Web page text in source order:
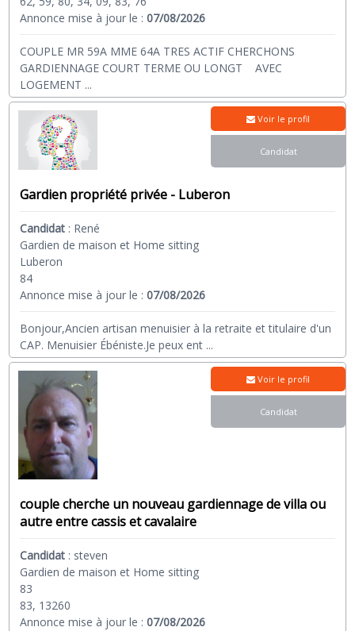
Annonce mise à jour le :07/08/2026
COUPLE MR 59A MME 64A TRES ACTIF CHERCHONS
GARDIENNAGE COURT TERME OU LONGT AVEC
LOGEMENT ...
Gardien propriété privée - Luberon
Candidat : René
Gardien de maison et Home sitting
Luberon
84
Annonce mise à jour le :07/08/2026
Bonjour,Ancien artisan menuisier à la retraite et titulaire d'un
CAP. Menuisier Ébéniste.Je peux ent ...
Voir le profil
Candidat
couple cherche un nouveau gardiennage de villa ou
autre entre cassis et cavalaire
Candidat : steven
Gardien de maison et Home sitting
83
83, 13260
Annonce mise à jour le :07/08/2026
Voir le profil
Candidat